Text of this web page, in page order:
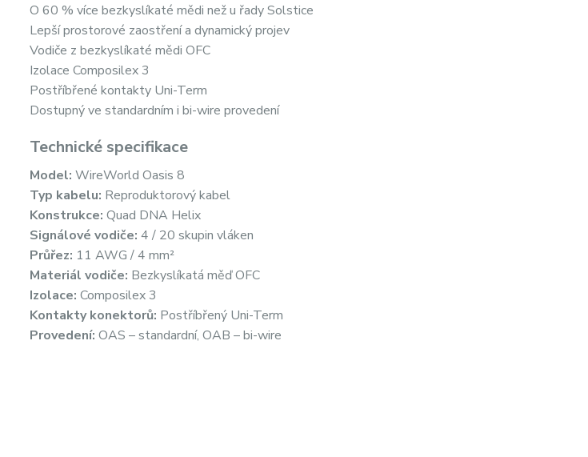
O 60 % více bezkyslíkaté mědi než u řady Solstice
Lepší prostorové zaostření a dynamický projev
Vodiče z bezkyslíkaté mědi OFC
Izolace Composilex 3
Postříbřené kontakty Uni-Term
Dostupný ve standardním i bi-wire provedení
Technické specifikace
Model: WireWorld Oasis 8
Typ kabelu: Reproduktorový kabel
Konstrukce: Quad DNA Helix
Signálové vodiče: 4 / 20 skupin vláken
Průřez: 11 AWG / 4 mm²
Materiál vodiče: Bezkyslíkatá měď OFC
Izolace: Composilex 3
Kontakty konektorů: Postříbřený Uni-Term
Provedení: OAS – standardní, OAB – bi-wire